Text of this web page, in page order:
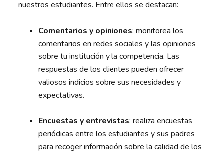
nuestros estudiantes. Entre ellos se destacan:
Comentarios y opiniones: monitorea los
comentarios en redes sociales y las opiniones
sobre tu institución y la competencia. Las
respuestas de los clientes pueden ofrecer
valiosos indicios sobre sus necesidades y
expectativas.
Encuestas y entrevistas: realiza encuestas
periódicas entre los estudiantes y sus padres
para recoger información sobre la calidad de los